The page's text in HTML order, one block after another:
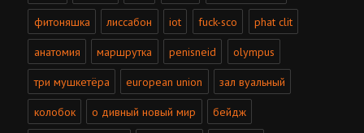
фитоняшка лиссабон iot fuck-sco phat clit
анатомия маршрутка penisneid olympus
три мушкетёра european union зал вуальный
колобок о дивный новый мир бейдж